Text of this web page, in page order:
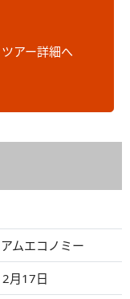
ツアー詳細へ
ムエコノミー
月17日